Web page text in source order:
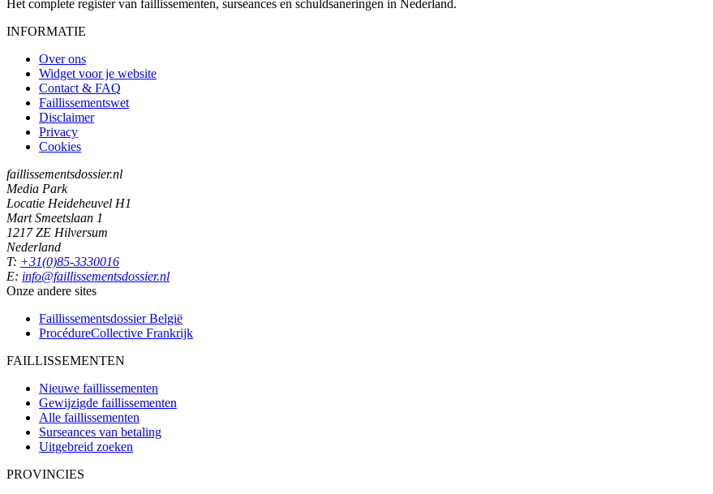
Het complete register van faillissementen, surseances en schuldsaneringen in Nederland.
INFORMATIE
Over ons
Widget voor je website
Contact & FAQ
Faillissementswet
Disclaimer
Privacy
Cookies
faillissementsdossier.nl
Media Park
Locatie Heideheuvel H1
Mart Smeetslaan 1
1217 ZE Hilversum
Nederland
T: +31(0)85-3330016
E: info@faillissementsdossier.nl
Onze andere sites
Faillissementsdossier België
ProcédureCollective Frankrijk
FAILLISSEMENTEN
Nieuwe faillissementen
Gewijzigde faillissementen
Alle faillissementen
Surseances van betaling
Uitgebreid zoeken
PROVINCIES